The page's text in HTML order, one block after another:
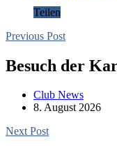
Teilen
Previous Post
Besuch der
Club News
8. August 2026
Next Post